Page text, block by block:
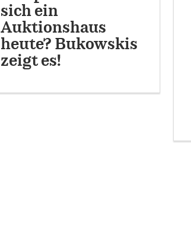
sich ein
Auktionshaus
heute? Bukowskis
zeigt es!